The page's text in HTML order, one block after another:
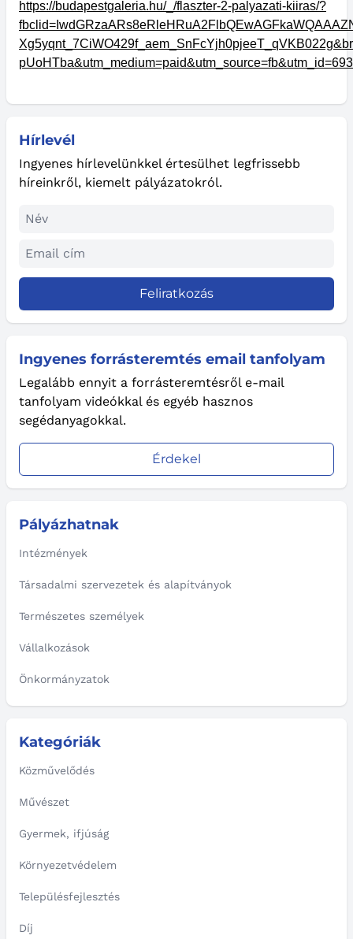
Hírlevél
Ingyenes hírlevelünkkel értesülhet legfrissebb
híreinkről, kiemelt pályázatokról.
Feliratkozás
Ingyenes forrásteremtés email tanfolyam
Legalább ennyit a forrásteremtésről e-mail
tanfolyam videókkal és egyéb hasznos
segédanyagokkal.
Érdekel
Pályázhatnak
Intézmények
Társadalmi szervezetek és alapítványok
Természetes személyek
Vállalkozások
Önkormányzatok
Kategóriák
Közművelődés
Művészet
Gyermek, ifjúság
Környezetvédelem
Településfejlesztés
Díj
https://budapestgaleria.hu/_/flaszter-2-palyazati-kiiras/?